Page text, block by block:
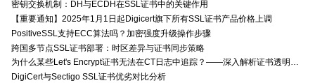
密钥交换机制：DH与ECDH在SSL证书中的关键作用
【重要通知】2025年1月1日起Digicert旗下所有SSL证书产品价格上调
PositiveSSL支持ECC算法吗？加密强度升级操作步骤
跨国多节点SSL证书部署：时区差异与证书同步策略
为什么某些Let's Encrypt证书无法在CT日志中追踪？——深入解析证书透明度与Let's Encrypt的关系
DigiCert与Sectigo SSL证书优劣对比分析